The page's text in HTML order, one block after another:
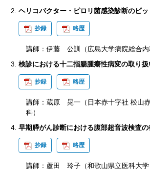
ヘリコバクター・ピロリ菌感染診断のピ
抄録 略歴
講師：伊藤 公訓（広島大学病院総合内
検診における十二指腸腫瘍性病変の取り扱
抄録 略歴
講師：蔵原 晃一（日本赤十字社 松山
科）
早期膵がん診断における腹部超音波検査の
抄録 略歴
講師：蘆田 玲子（和歌山県立医科大学